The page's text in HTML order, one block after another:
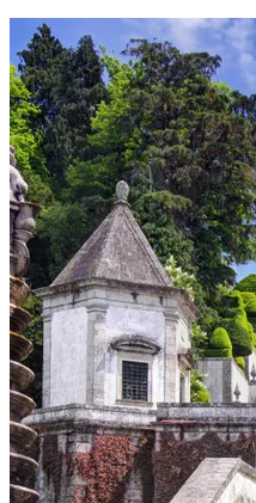
Voir le voyage